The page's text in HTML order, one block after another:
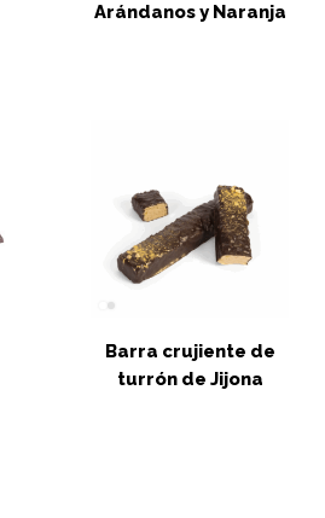
Arándanos y Naranja
Barra crujiente de
turrón de Jijona